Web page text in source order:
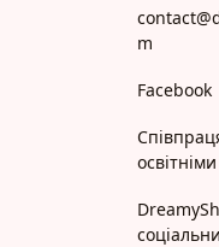
m
Facebook